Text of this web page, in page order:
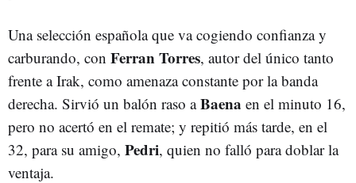
Una selección española que va cogiendo confianza y
carburando, con Ferran Torres, autor del único tanto
frente a Irak, como amenaza constante por la banda
derecha. Sirvió un balón raso aBaena en el minuto 16,
pero no acertó en el remate; y repitió más tarde, en el
32, para su amigo, Pedri, quien no falló para doblar la
ventaja.